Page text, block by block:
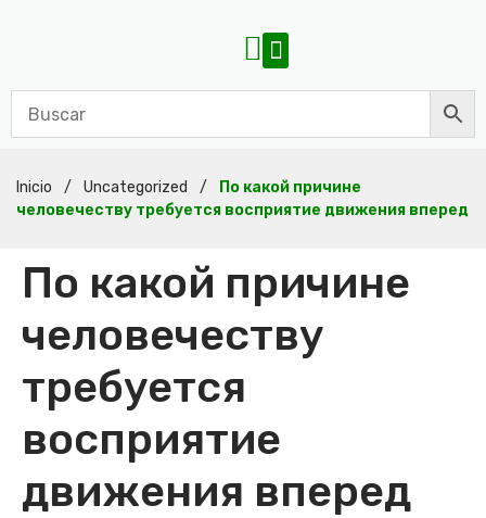
Inicio / Uncategorized /
По какой причине
человечеству требуется восприятие движения вперед
По какой причине
человечеству
требуется
восприятие
движения вперед